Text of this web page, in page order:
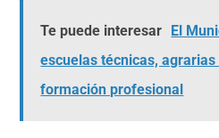
Te puede interesar El
escuelas técnicas,
formación profesional